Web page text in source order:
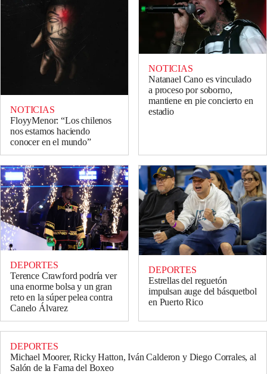
NOTICIAS
FloyyMenor: “Los chilenos
nos estamos haciendo
conocer en el mundo”
NOTICIAS
Natanael Cano es vinculado
a proceso por soborno,
mantiene en pie concierto en
estadio
DEPORTES
Terence Crawford podría ver
una enorme bolsa y un gran
reto en la súper pelea contra
Canelo Álvarez
DEPORTES
Estrellas del reguetón
impulsan auge del básquetbol
en Puerto Rico
DEPORTES
Michael Moorer, Ricky Hatton, Iván Calderon y Diego Corrales, al
Salón de la Fama del Boxeo